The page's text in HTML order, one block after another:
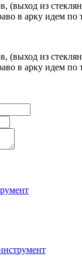
(выход из
в арку идем по
(выход из
в арку идем по